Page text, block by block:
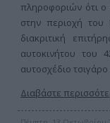
πληροφοριών ότι ο
στην περιοχή του
διακριτική
αυτοκινήτου του
αυτοσχέδιο
Διαβάστε